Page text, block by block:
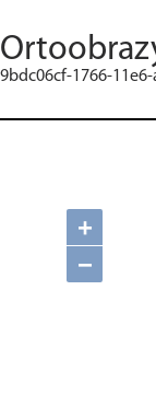
9bdc06cf-1766-
+
−